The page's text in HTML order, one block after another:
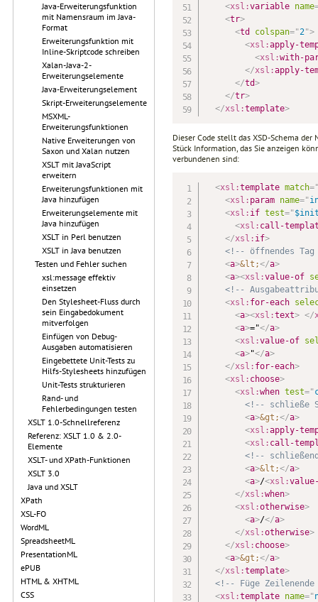
Java-Erweiterungsfunktion
mit Namensraum im Java-
Format
Erweiterungsfunktion mit
Inline-Skriptcode schreiben
Xalan-Java-2-
Erweiterungselemente
Java-Erweiterungselement
Skript-Erweiterungselemente
MSXML-
Erweiterungsfunktionen
Native Erweiterungen von
Saxon und Xalan nutzen
XSLT mit JavaScript
erweitern
Erweiterungsfunktionen mit
Java hinzufügen
Erweiterungselemente mit
Java hinzufügen
XSLT in Perl benutzen
XSLT in Java benutzen
Testen und Fehler suchen
xsl:message effektiv
einsetzen
Den Stylesheet-Fluss durch
sein Eingabedokument
mitverfolgen
Einfügen von Debug-
Ausgaben automatisieren
Eingebettete Unit-Tests zu
Hilfs-Stylesheets hinzufügen
Unit-Tests strukturieren
Rand- und
Fehlerbedingungen testen
XSLT 1.0-Schnellreferenz
Referenz: XSLT 1.0 & 2.0-
Elemente
XSLT- und XPath-Funktionen
XSLT 3.0
Java und XSLT
XPath
XSL-FO
WordML
SpreadsheetML
PresentationML
ePUB
HTML & XHTML
CSS
<xsl:variable name
<tr>
<td colspan="2">
<xsl:apply-
<xsl:with-
</xsl:apply-
</td>
</tr>
</xsl:template>
Dieser Code stellt das XSD-Schema
Stück Information, das Sie anzeigen
verbundenen sind:
<xsl:template match=
<xsl: param name="
<xsl: if test="
<xsl: call-
</xsl: if>
<!-- öffnendes
<a>&lt;</a>
<a><xsl:value-of
<!--
<xsl: for-each
<a><xsl:text> </
<a>="</a>
<xsl:value-of
<a>"</a>
</xsl: for-each>
<xsl: choose>
<xsl:when test="
<!-- schließe
<a>&gt;</a>
<xsl:apply-
<xsl: call-
<!--
<a>&lt;</a>
<a>/<xsl:
</xsl:when>
<xsl:otherwise>
<a>/</a>
</xsl:otherwise>
</xsl: choose>
<a>&gt;</a>
</xsl:template>
<!-- Füge
<xsl:template name="